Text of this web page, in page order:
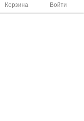
Корзина Войти